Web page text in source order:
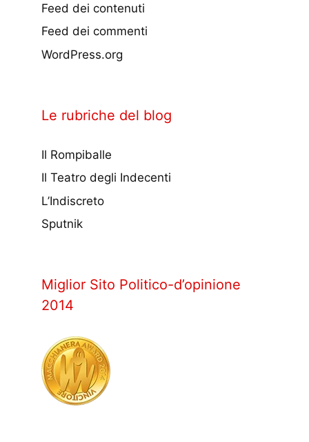
Feed dei contenuti
Feed dei commenti
WordPress.org
Le rubriche del blog
Il Rompiballe
Il Teatro degli Indecenti
L’Indiscreto
Sputnik
Miglior Sito Politico-d’opinione
2014